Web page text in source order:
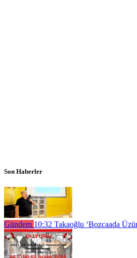
Son Haberler
Gündem 10:32 Takaoğlu ‘Bozcaada